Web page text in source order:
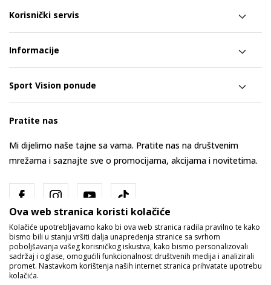
Korisnički servis
Informacije
Sport Vision ponude
Pratite nas
Mi dijelimo naše tajne sa vama. Pratite nas na društvenim
mrežama i saznajte sve o promocijama, akcijama i novitetima.
Bosna i Hercegovina Promijenite
Ova web stranica koristi kolačiće
Kolačiće upotrebljavamo kako bi ova web stranica radila pravilno te kako
bismo bili u stanju vršiti dalja unapređenja stranice sa svrhom
poboljšavanja vašeg korisničkog iskustva, kako bismo personalizovali
sadržaj i oglase, omogućili funkcionalnost društvenih medija i analizirali
promet. Nastavkom korištenja naših internet stranica prihvatate upotrebu
kolačića.